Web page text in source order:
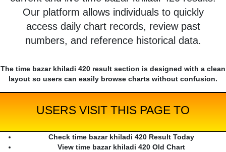
Our platform allows individuals to quickly
access daily chart records, review past
numbers, and reference historical data.
The time bazar khiladi 420 result section is designed with a clean
layout so users can easily browse charts without confusion.
USERS VISIT THIS PAGE TO
Check time bazar khiladi 420 Result Today
View time bazar khiladi 420 Old Chart